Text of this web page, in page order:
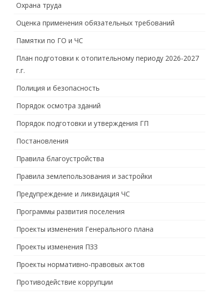
Охрана труда
Оценка применения обязательных требований
Памятки по ГО и ЧС
План подготовки к отопительному периоду 2026-2027
г.г.
Полиция и безопасность
Порядок осмотра зданий
Порядок подготовки и утверждения ГП
Постановления
Правила благоустройства
Правила землепользования и застройки
Предупреждение и ликвидация ЧС
Программы развития поселения
Проекты изменения Генерального плана
Проекты изменения ПЗЗ
Проекты нормативно-правовых актов
Противодействие коррупции